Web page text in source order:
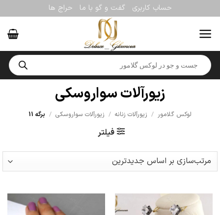
to
content
حساب کاربری گفت و گو با ما حراج ها
Products
search
زیورآلات سواروسکی
لوکس گلامور / زیورآلات زنانه / زیورآلات سواروسکی / برگه 11
فیلتر